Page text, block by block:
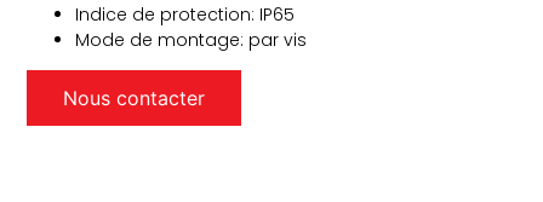
Indice de protection: IP65
Mode de montage: par vis
Nous contacter